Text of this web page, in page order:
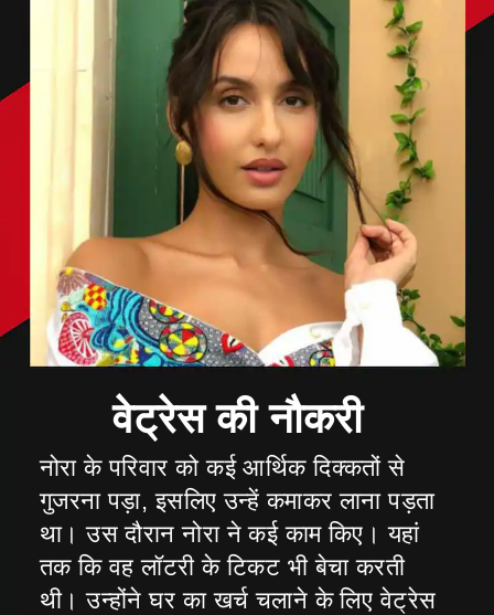
वेट्रेस की नौकरी
नोरा के परिवार को कई आर्थिक दिक्कतों से
गुजरना पड़ा, इसलिए उन्हें कमाकर लाना पड़ता
था। उस दौरान नोरा ने कई काम किए। यहां
तक कि वह लॉटरी के टिकट भी बेचा करती
थी। उन्होंने घर का खर्च चलाने के लिए वेट्रेस